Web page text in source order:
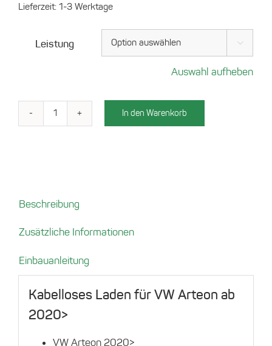
Lieferzeit: 1-3 Werktage
Leistung 
Auswahl aufheben
Ladefach
In den Warenkorb
Beschreibung
Zusätzliche Informationen
Einbauanleitung
Kabelloses Laden für VW Arteon ab
2020>
VW Arteon 2020>